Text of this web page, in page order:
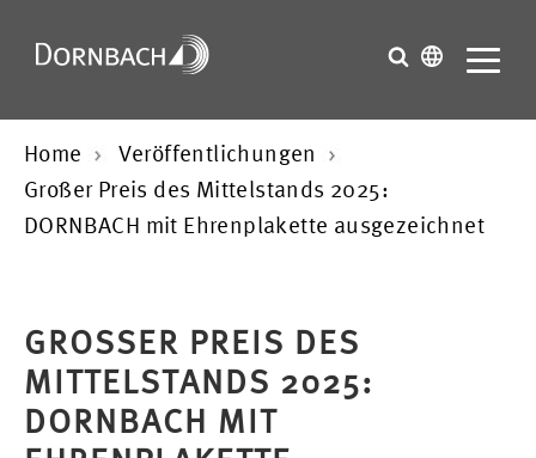
Home
Veröffentlichungen
Großer Preis des Mittelstands 2025:
DORNBACH mit Ehrenplakette ausgezeichnet
GROSSER PREIS DES M
ITTELSTANDS 2025: D
ORNBACH MIT E